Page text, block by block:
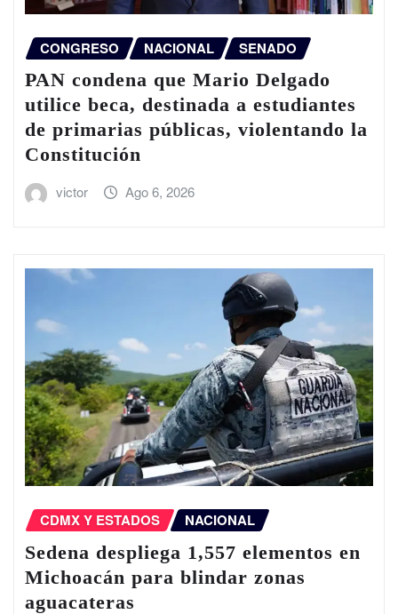
CONGRESO NACIONAL SENADO
PAN condena que Mario Delgado
utilice beca, destinada a estudiantes
de primarias públicas, violentando la
Constitución
victor Ago 6, 2026
CDMX Y ESTADOS NACIONAL
Sedena despliega 1,557 elementos en
Michoacán para blindar zonas
aguacateras